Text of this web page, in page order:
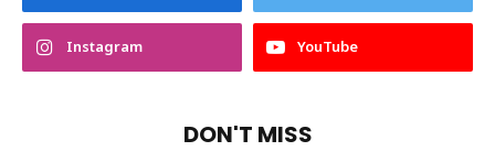
Instagram YouTube
DON'T MISS